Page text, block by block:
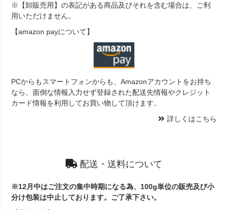
※【卸販売用】の表記がある商品及びそれを含む場合は、ご利
用いただけません。
【amazon payについて】
PCからもスマートフォンからも、Amazonアカウントをお持ち
なら、面倒な情報入力せず登録された配送先情報やクレジット
カード情報を利用してお買い物して頂けます。
詳しくはこちら
配送・送料について
※12月中はご注文の集中時期になる為、100g単位の販売及び小
分け包装は中止しております。ご了承下さい。